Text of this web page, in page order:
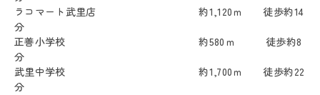
ラコマート武里店 約1,120ｍ 徒歩約14
分
正善小学校 約580ｍ 徒歩約8
分
武里中学校 約1,700ｍ 徒歩約22
分